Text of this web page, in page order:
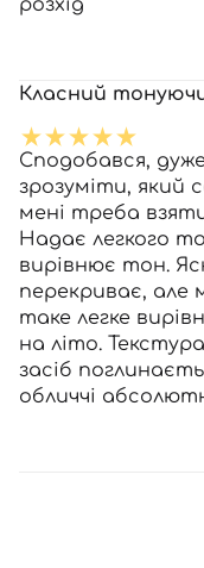
розхід
Класний
Сподобався,
зрозуміти, який
мені треба
Надає легкого
вирівнює тон.
перекриває, але
таке легке
на літо.
засіб
обличчі